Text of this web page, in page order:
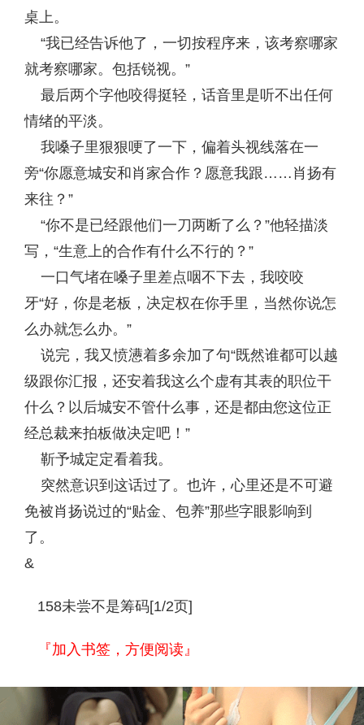
桌上。
“我已经告诉他了，一切按程序来，该考察哪家
就考察哪家。包括锐视。”
最后两个字他咬得挺轻，话音里是听不出任何
情绪的平淡。
我嗓子里狠狠哽了一下，偏着头视线落在一
旁“你愿意城安和肖家合作？愿意我跟……肖扬有
来往？”
“你不是已经跟他们一刀两断了么？”他轻描淡
写，“生意上的合作有什么不行的？”
一口气堵在嗓子里差点咽不下去，我咬咬
牙“好，你是老板，决定权在你手里，当然你说怎
么办就怎么办。”
说完，我又愤懑着多余加了句“既然谁都可以越
级跟你汇报，还安着我这么个虚有其表的职位干
什么？以后城安不管什么事，还是都由您这位正
经总裁来拍板做决定吧！”
靳予城定定看着我。
突然意识到这话过了。也许，心里还是不可避
免被肖扬说过的“贴金、包养”那些字眼影响到
了。
&
158未尝不是筹码[1/2页]
『加入书签，方便阅读』